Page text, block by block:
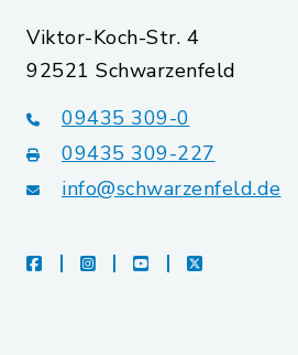
Viktor-Koch-Str. 4
92521 Schwarzenfeld
09435 309-0
09435 309-227
info@schwarzenfeld.de
facebookinstagramyoutubeX